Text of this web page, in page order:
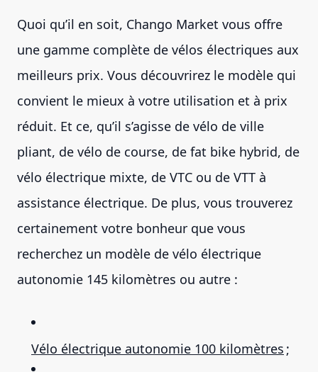
Quoi qu’il en soit, Chango Market vous offre
une gamme complète de vélos électriques aux
meilleurs prix. Vous découvrirez le modèle qui
convient le mieux à votre utilisation et à prix
réduit. Et ce, qu’il s’agisse de vélo de ville
pliant, de vélo de course, de fat bike hybrid, de
vélo électrique mixte, de VTC ou de VTT à
assistance électrique. De plus, vous trouverez
certainement votre bonheur que vous
recherchez un modèle de vélo électrique
autonomie 145 kilomètres ou autre :
Vélo électrique autonomie 100 kilomètres ;